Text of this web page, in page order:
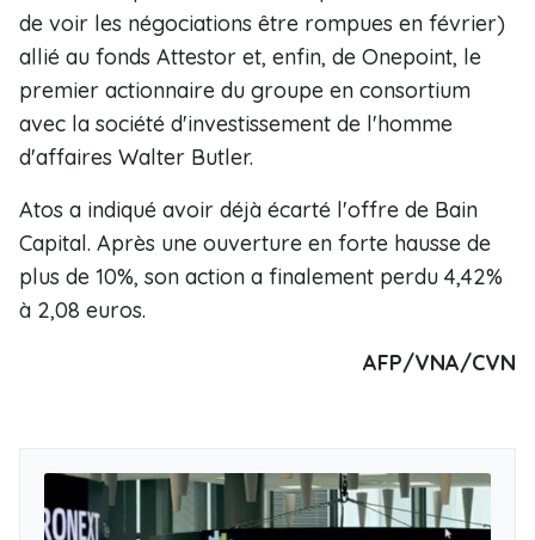
de voir les négociations être rompues en février)
allié au fonds Attestor et, enfin, de Onepoint, le
premier actionnaire du groupe en consortium
avec la société d'investissement de l'homme
d'affaires Walter Butler.
Atos a indiqué avoir déjà écarté l'offre de Bain
Capital. Après une ouverture en forte hausse de
plus de 10%, son action a finalement perdu 4,42%
à 2,08 euros.
AFP/VNA/CVN